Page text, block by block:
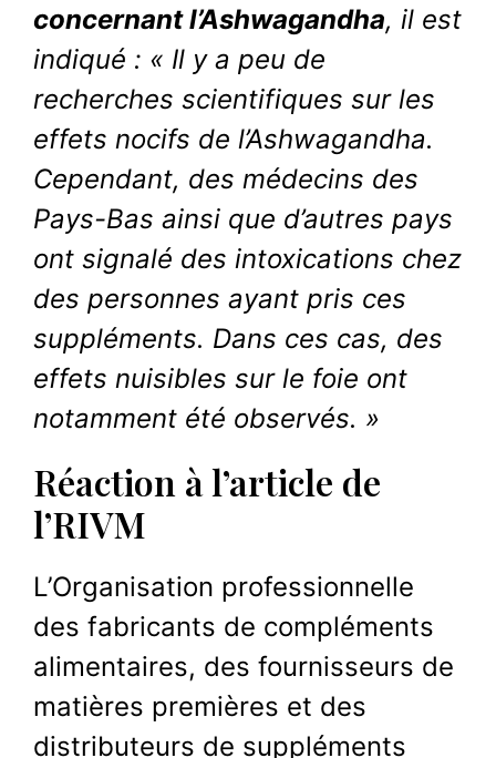
concernant l’Ashwagandha, il est
indiqué : « Il y a peu de
recherches scientifiques sur les
effets nocifs de l’Ashwagandha.
Cependant, des médecins des
Pays-Bas ainsi que d’autres pays
ont signalé des intoxications chez
des personnes ayant pris ces
suppléments. Dans ces cas, des
effets nuisibles sur le foie ont
notamment été observés. »
Réaction à l’article de
l’RIVM
L’Organisation professionnelle
des fabricants de compléments
alimentaires, des fournisseurs de
matières premières et des
distributeurs de suppléments